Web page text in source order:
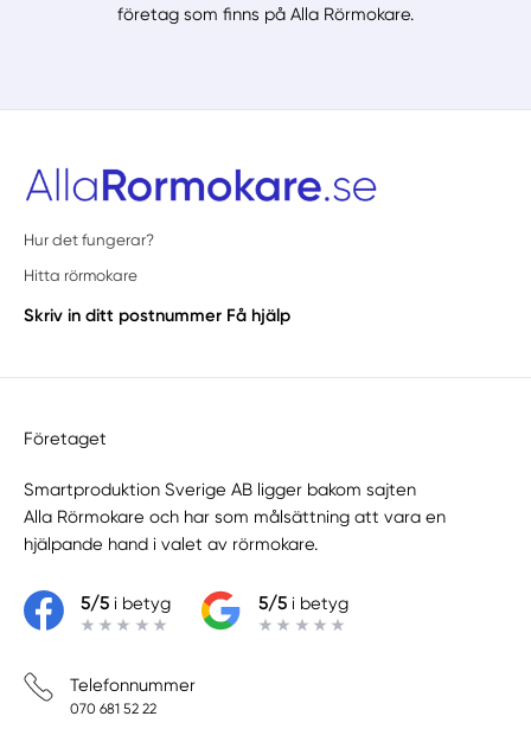
företag som finns på Alla Rörmokare.
Hur det fungerar?
Hitta rörmokare
Skriv in ditt postnummer Få hjälp
Företaget
Smartproduktion Sverige AB ligger bakom sajten
Alla Rörmokare och har som målsättning att vara en
hjälpande hand i valet av rörmokare.
5/5i betyg 5/5i betyg
Telefonnummer
070 681 52 22